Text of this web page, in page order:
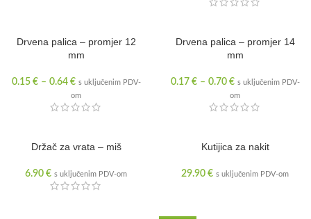
Drvena palica – promjer 12
mm
0.15 € – 0.64 € s uključenim PDV-
om
Drvena palica – promjer 14
mm
0.17 € – 0.70 € s uključenim PDV-
om
RASPRODANODržač za vrata – miš
6.90 € s uključenim PDV-om
Kutijica za nakit
29.90 € s uključenim PDV-om